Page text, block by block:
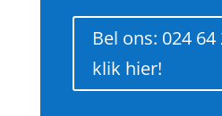
Bel ons: 024
klik hier!